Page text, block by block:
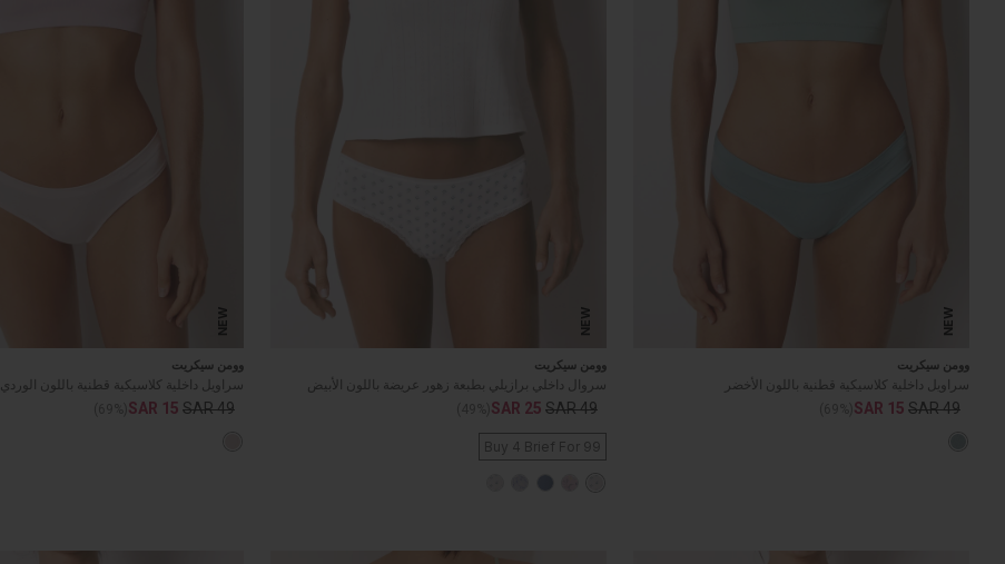
NEW
وومن سيكريت
سراويل داخلية كلاسيكية قطنية باللون الأخضر
SAR 49
SAR 15
NEW
وومن سيكريت
سروال داخلي برازيلي بطبعة زهور عريضة باللون الأبيض
SAR 49
SAR 25
Buy 4 Brief For 99
NEW
وومن سيكريت
سراويل داخلية كلاسيكية قطنية باللون الوردي
SAR 49
SAR 15